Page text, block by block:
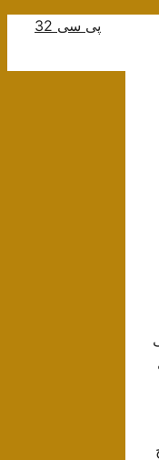
پی سی 32